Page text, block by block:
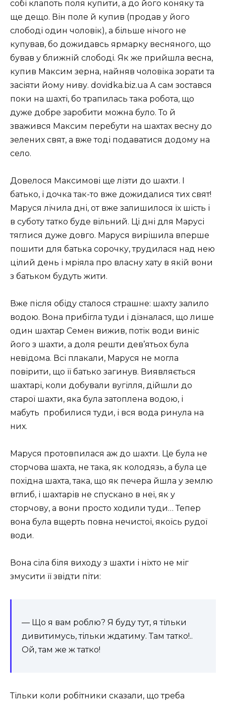
собі клапоть поля купити, а до його коняку та
ще дещо. Він поле й купив (продав у його
слободі один чоловік), а більше нічого не
купував, бо дожидавсь ярмарку весняного, що
бував у ближній слободі. Як же прийшла весна,
купив Максим зерна, найняв чоловіка зорати та
засіяти йому ниву. dovidka.biz.ua А сам зостався
поки на шахті, бо трапилась така робота, що
дуже добре заробити можна було. То й
зважився Максим перебути на шахтах весну до
зелених свят, а вже тоді подаватися додому на
село.
Довелося Максимові ще лізти до шахти. І
батько, і дочка так-то вже дожидалися тих свят!
Маруся лічила дні, от вже залишилося їх шість і
в суботу татко буде вільний. Ці дні для Марусі
тяглися дуже довго. Маруся вирішила вперше
пошити для батька сорочку, трудилася над нею
цілий день і мріяла про власну хату в якій вони
з батьком будуть жити.
Вже після обіду сталося страшне: шахту залило
водою. Вона прибігла туди і дізналася, що лише
один шахтар Семен вижив, потік води виніс
його з шахти, а доля решти дев’ятьох була
невідома. Всі плакали, Маруся не могла
повірити, що її батько загинув. Виявляється
шахтарі, коли добували вугілля, дійшли до
старої шахти, яка була затоплена водою, і
мабуть пробилися туди, і вся вода ринула на
них.
Маруся протовпилася аж до шахти. Це була не
сторчова шахта, не така, як колодязь, а була це
похідна шахта, така, що як печера йшла у землю
вглиб, і шахтарів не спускано в неї, як у
сторчову, а вони просто ходили туди… Тепер
вона була вщерть повна нечистої, якоїсь рудої
води.
Вона сіла біля виходу з шахти і ніхто не міг
змусити її звідти піти:
— Що я вам роблю? Я буду тут, я тільки
дивитимусь, тільки ждатиму. Там татко!..
Ой, там же ж татко!
Тільки коли робітники сказали, що треба